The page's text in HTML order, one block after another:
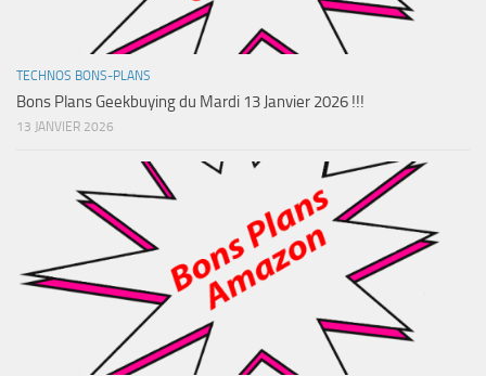
TECHNOS BONS-PLANS
Bons Plans Geekbuying du Mardi 13 Janvier 2026 !!!
13 JANVIER 2026